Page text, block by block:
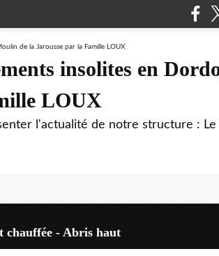
insolites en
LOUX
l'actualité de notre structure : Le
chauffée - Abris haut